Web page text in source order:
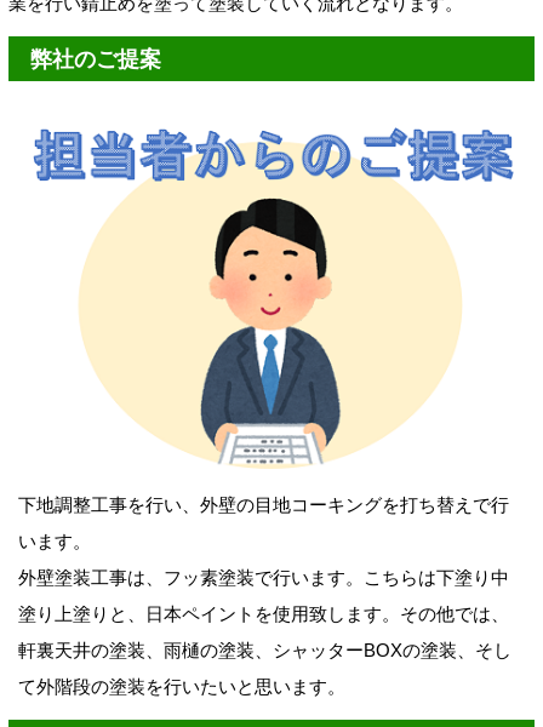
弊社のご提案
下地調整工事を行い、外壁の目地コーキングを打ち替えで行
います。
外壁塗装工事は、フッ素塗装で行います。こちらは下塗り中
塗り上塗りと、日本ペイントを使用致します。その他では、
軒裏天井の塗装、雨樋の塗装、シャッターBOXの塗装、そし
て外階段の塗装を行いたいと思います。